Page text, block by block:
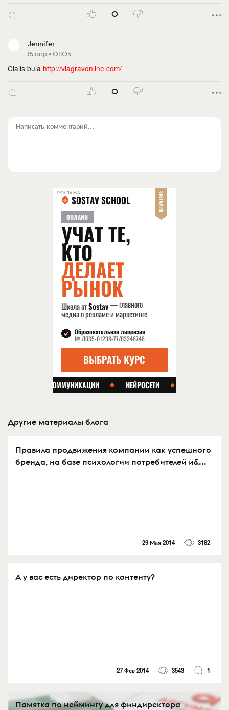
0
Jennifer
15 апр • 01:05
Cialis bula http://viagravonline.com/
0
Написать комментарий...
РЕКЛАМА
Другие материалы блога
Правила продвижения компании как успешного
бренда, на базе психологии потребителей и&...
29 Мая 2014 3182
А у вас есть директор по контенту?
27 Фев 2014 3543 1
Памятка по неймингу для финдиректора